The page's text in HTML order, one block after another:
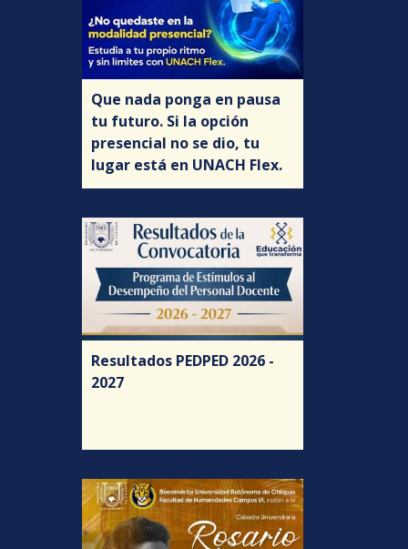
Que nada ponga en pausa
tu futuro. Si la opción
presencial no se dio, tu
lugar está en UNACH Flex.
Resultados PEDPED 2026 -
2027